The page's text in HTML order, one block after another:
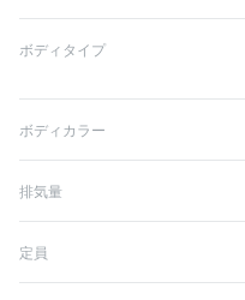
ボディタイプ
ボディカラー
排気量
定員